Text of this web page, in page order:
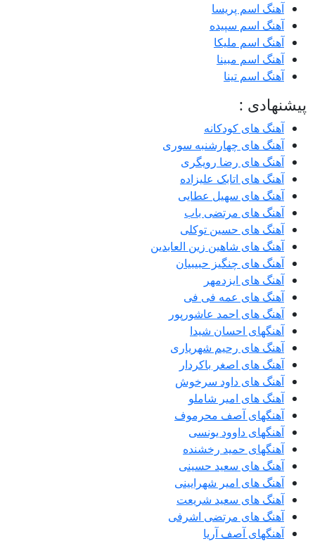
آهنگ اسم پریسا
آهنگ اسم سپیده
آهنگ اسم ملیکا
آهنگ اسم مبینا
آهنگ اسم تینا
پیشنهادی :
آهنگ های کودکانه
آهنگ های چهارشنبه سوری
آهنگ های رضا رویگری
آهنگ های اتابک علیزاده
آهنگ های سهیل عطایی
آهنگ های مرتضی باب
آهنگ های حسین توکلی
آهنگ های شاهین زین العابدین
آهنگ های چنگیز حبیبیان
آهنگ های ایزدمهر
آهنگ های عمه فی فی
آهنگ های احمد عاشورپور
آهنگهای احسان شیدا
آهنگ های رحیم شهریاری
آهنگ های اصغر باکردار
آهنگ های داود سرخوش
آهنگ های امیر شاملو
آهنگهای آصف محرموف
آهنگهای داوود یونسی
آهنگهای حمید رخشنده
آهنگ های سعید حسینی
آهنگ های امیر شهرایینی
آهنگ های سعید شریعت
آهنگ های مرتضی اشرفی
آهنگهای آصف آریا